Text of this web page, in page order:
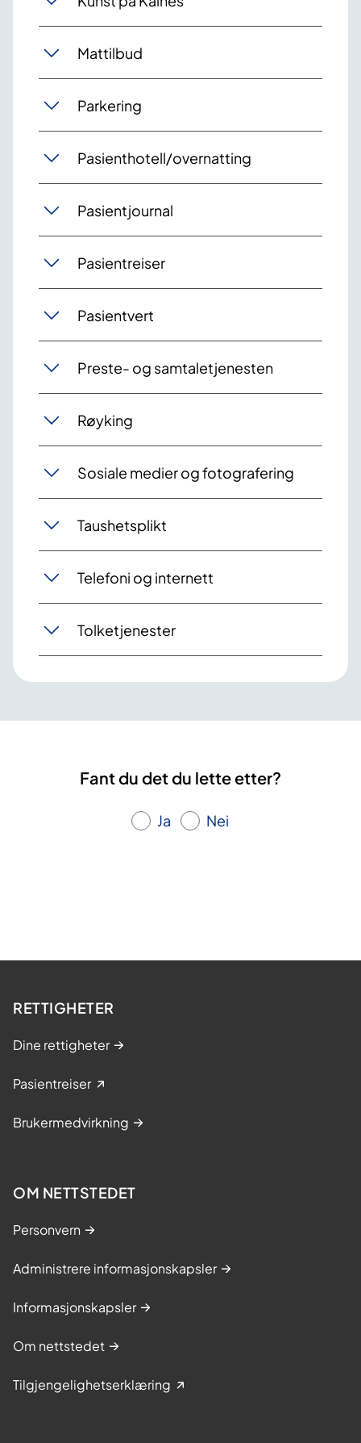
Mattilbud
Parkering
Pasienthotell/overnatting
Pasientjournal
Pasientreiser
Pasientvert
Preste- og samtaletjenesten
Røyking
Sosiale medier og fotografering
Taushetsplikt
Telefoni og internett
Tolketjenester
Fant du det du lette etter?
Ja Nei
RETTIGHETER
Dine rettigheter
Pasientreiser
Brukermedvirkning
OM NETTSTEDET
Personvern
Administrere informasjonskapsler
Informasjonskapsler
Om nettstedet
Tilgjengelighetserklæring